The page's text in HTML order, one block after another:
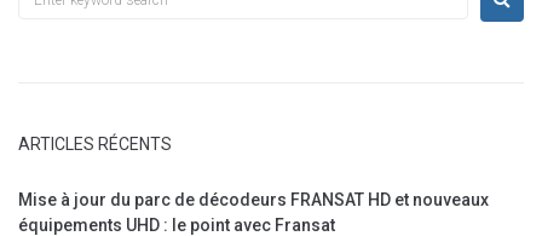
ARTICLES RÉCENTS
Mise à jour du parc de décodeurs FRANSAT HD et nouveaux
équipements UHD : le point avec Fransat